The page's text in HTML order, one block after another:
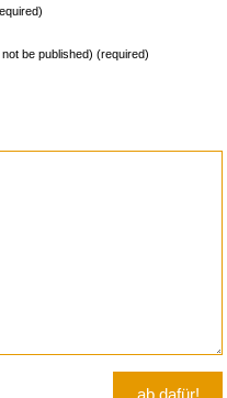
not be published) (required)